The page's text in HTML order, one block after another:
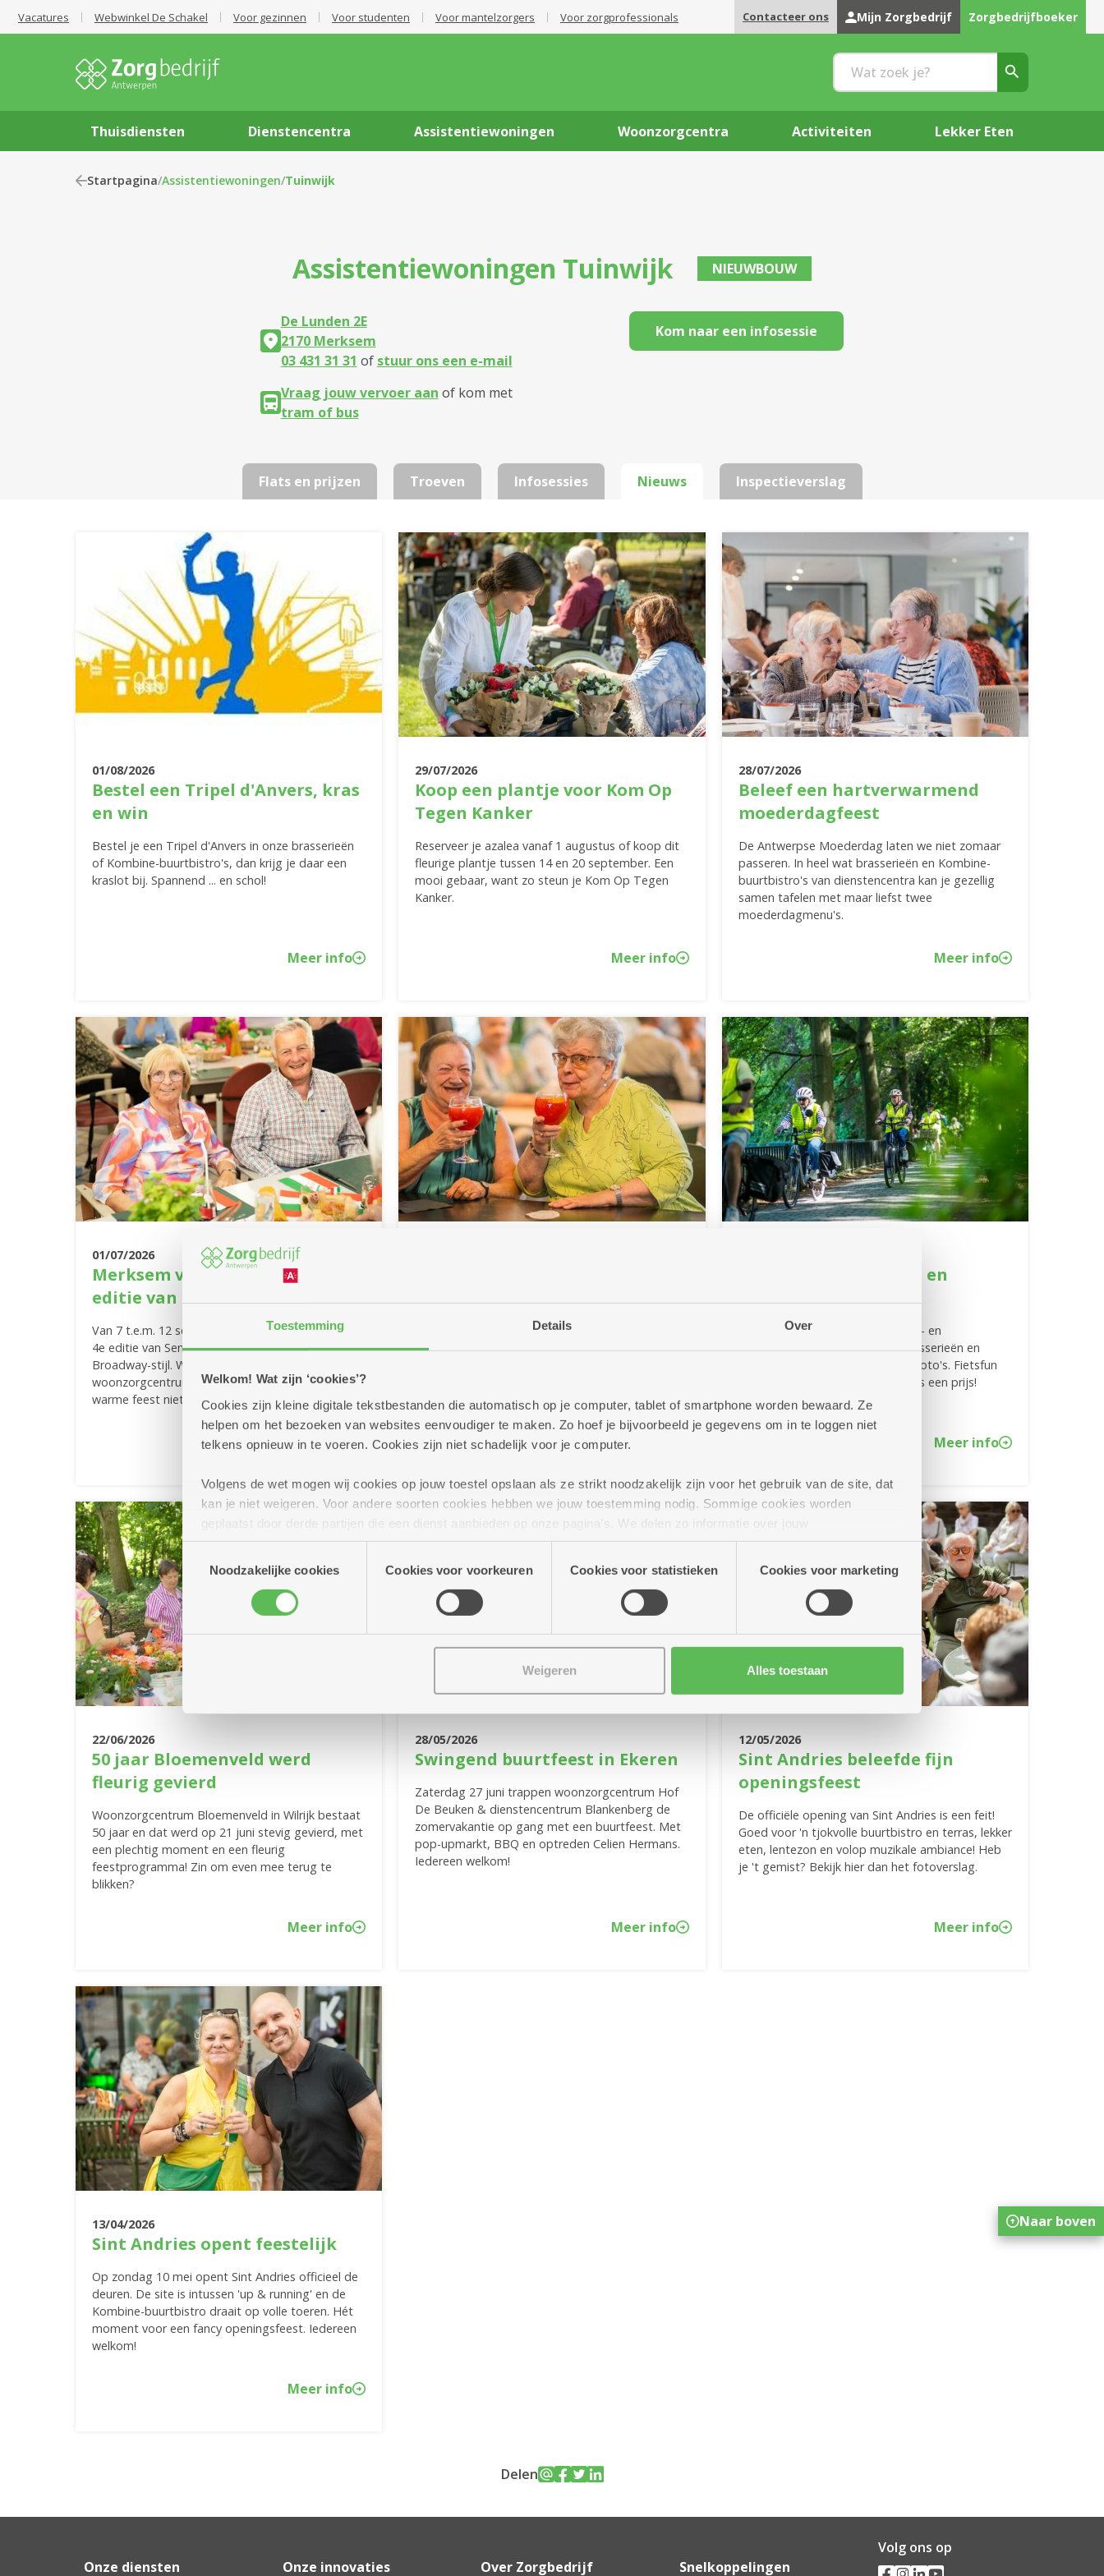
Toestemming Details Over
Welkom! Wat zijn ‘cookies’?
Cookies zijn kleine digitale tekstbestanden die automatisch op je computer, tablet of smartphone worden bewaard. Ze
helpen om het bezoeken van websites eenvoudiger te maken. Zo hoef je bijvoorbeeld je gegevens om in te loggen niet
telkens opnieuw in te voeren. Cookies zijn niet schadelijk voor je computer.
Volgens de wet mogen wij cookies op jouw toestel opslaan als ze strikt noodzakelijk zijn voor het gebruik van de site, dat
kan je niet weigeren. Voor andere soorten cookies hebben we jouw toestemming nodig. Sommige cookies worden
geplaatst door derde partijen die een dienst aanbieden op onze pagina's. We delen zo informatie over jouw
(geanonimiseerd) gebruik van onze site voor social media, advertenties en analyse. Deze partners kunnen deze gegevens
Toestemmingsselectie
Noodzakelijke cookies
Cookies voor voorkeuren Cookies voor statistieken Cookies voor marketing
Weigeren Alles toestaan
Vacatures Webwinkel De Schakel Voor gezinnen Voor studenten Voor mantelzorgers Voor zorgprofessionals Contacteer ons Mijn Zorgbedrijf Zorgbedrijfboeker
Thuisdiensten Dienstencentra Assistentiewoningen Woonzorgcentra Activiteiten Lekker Eten
Startpagina/Assistentiewoningen/Tuinwijk
Assistentiewoningen Tuinwijk NIEUWBOUW
De Lunden 2E
2170 Merksem
03 431 31 31 of stuur ons een e-mail
Vraag jouw vervoer aan of kom met
tram of bus
Kom naar een infosessie
Flats en prijzen Troeven Infosessies Nieuws
01/08/2026
Bestel een Tripel d'Anvers, kras
en win
Bestel je een Tripel d'Anvers in onze brasserieën
of Kombine-buurtbistro's, dan krijg je daar een
kraslot bij. Spannend ... en schol!
Meer info
29/07/2026
Koop een plantje voor Kom Op
Tegen Kanker
Reserveer je azalea vanaf 1 augustus of koop dit
fleurige plantje tussen 14 en 20 september. Een
mooi gebaar, want zo steun je Kom Op Tegen
Kanker.
Meer info
28/07/2026
Beleef een hartverwarmend
moederdagfeest
De Antwerpse Moederdag laten we niet zomaar
passeren. In heel wat brasserieën en Kombine-
buurtbistro's van dienstencentra kan je gezellig
samen tafelen met maar liefst twee
moederdagmenu's.
Meer info
01/07/2026
Merksem viert feest met de 4e
editie van Senior Summerland'
Van 7 t.e.m. 12 september ben je welkom op de
4e editie van Senior Summerland, ditmaal in heuse
Broadway-stijl. Waar? In de Vijvertuin van
woonzorgcentrum Sint Bartholomeus. Mis dit
warme feest niet!
Meer info
of mocktails
Zon in je glas! In al onze brasserieën en
buurtbistro's staan deze zomer lekkere cocktails
sfeervolle zomerbar!
Meer info
Doe mee met de fiets- en
fotozoektocht
Doe mee met onze zomerse fiets- en
fotozoektocht. Fiets langs 27 brasserieën en
buurtbistro's en match de juiste foto's. Fietsfun
verzekerd, en wie weet win je zelfs een prijs!
Meer info
22/06/2026
50 jaar Bloemenveld werd
fleurig gevierd
Woonzorgcentrum Bloemenveld in Wilrijk bestaat
50 jaar en dat werd op 21 juni stevig gevierd, met
een plechtig moment en een fleurig
feestprogramma! Zin om even mee terug te
blikken?
Meer info
28/05/2026
Swingend buurtfeest in Ekeren
Zaterdag 27 juni trappen woonzorgcentrum Hof
De Beuken & dienstencentrum Blankenberg de
zomervakantie op gang met een buurtfeest. Met
pop-upmarkt, BBQ en optreden Celien Hermans.
Iedereen welkom!
Meer info
12/05/2026
Sint Andries beleefde fijn
openingsfeest
De officiële opening van Sint Andries is een feit!
Goed voor 'n tjokvolle buurtbistro en terras, lekker
eten, lentezon en volop muzikale ambiance! Heb
je 't gemist? Bekijk hier dan het fotoverslag.
Meer info
13/04/2026
Sint Andries opent feestelijk
Op zondag 10 mei opent Sint Andries officieel de
deuren. De site is intussen 'up & running' en de
Kombine-buurtbistro draait op volle toeren. Hét
moment voor een fancy openingsfeest. Iedereen
welkom!
Meer info
Inspectieverslag
Delen
Onze diensten Onze innovaties Over Zorgbedrijf Snelkoppelingen
Volg ons op
Naar boven